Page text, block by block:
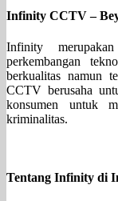
Infinity CCTV –
Infinity
perkembangan
berkualitas namun
CCTV berusaha
konsumen untuk
kriminalitas.
Tentang Infinity di